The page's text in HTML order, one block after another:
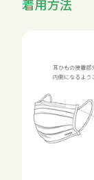
着用方法